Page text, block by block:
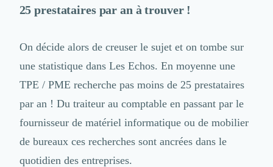
UX & UI Design
Internet of Things (IoT)
Design Industriel
Packaging & Emballages
Support Client
Téléphonie & Télécommunication
Chatbot
Maintenance et Infogérance
BI, Analytics & Big Data
25 prestataires par an à trouver !
On décide alors de creuser le sujet et on tombe sur
une statistique dans Les Echos. En moyenne une
TPE / PME recherche pas moins de 25 prestataires
par an ! Du traiteur au comptable en passant par le
fournisseur de matériel informatique ou de mobilier
de bureaux ces recherches sont ancrées dans le
quotidien des entreprises.